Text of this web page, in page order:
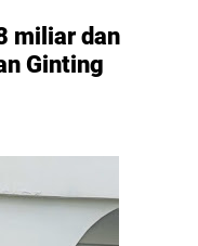
miliar dan
Ginting